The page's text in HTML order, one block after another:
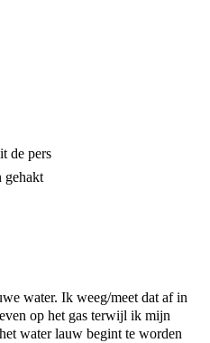
de pers
gehakt
water. Ik weeg/meet dat af in
op het gas terwijl ik mijn
water lauw begint te worden